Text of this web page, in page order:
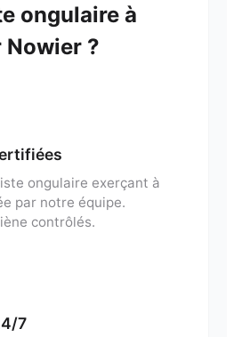
ongulaire à
Nowier ?
ongulaire exerçant à
par notre équipe.
contrôlés.
7